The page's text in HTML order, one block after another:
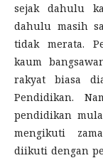
sejak dahulu
dahulu masih
tidak merata.
kaum
rakyat biasa
Pendidikan.
pendidikan
mengikuti
diikuti dengan